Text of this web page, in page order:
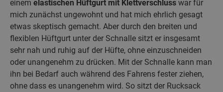
einem elastischen Hüftgurt mit Klettverschluss war für
mich zunächst ungewohnt und hat mich ehrlich gesagt
etwas skeptisch gemacht. Aber durch den breiten und
flexiblen Hüftgurt unter der Schnalle sitzt er insgesamt
sehr nah und ruhig auf der Hüfte, ohne einzuschneiden
oder unangenehm zu drücken. Mit der Schnalle kann man
ihn bei Bedarf auch während des Fahrens fester ziehen,
ohne dass es unangenehm wird. So sitzt der Rucksack